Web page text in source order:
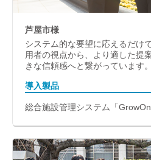
芦屋市様
システム的な要望に応えるだけ
用者の視点から、より適した提
きな信頼感へと繋がっています。
導入製品
総合施設管理システム「